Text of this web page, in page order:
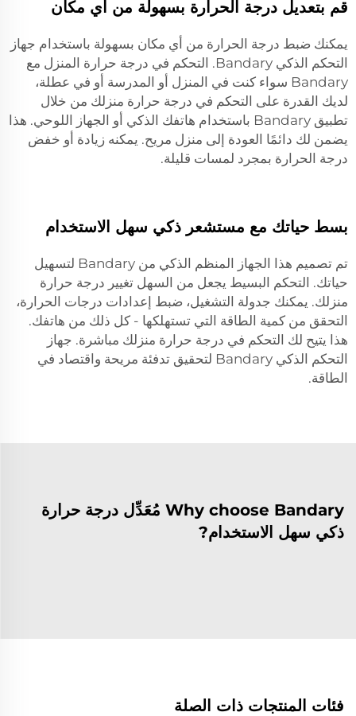
قم بتعديل درجة الحرارة بسهولة من أي مكان
يمكنك ضبط درجة الحرارة من أي مكان بسهولة باستخدام جهاز
التحكم الذكي Bandary. التحكم في درجة حرارة المنزل مع
Bandary سواء كنت في المنزل أو المدرسة أو في عطلة،
لديك القدرة على التحكم في درجة حرارة منزلك من خلال
تطبيق Bandary باستخدام هاتفك الذكي أو الجهاز اللوحي. هذا
يضمن لك دائمًا العودة إلى منزل مريح. يمكنه زيادة أو خفض
درجة الحرارة بمجرد لمسات قليلة.
بسط حياتك مع مستشعر ذكي سهل الاستخدام
تم تصميم هذا الجهاز المنظم الذكي من Bandary لتسهيل
حياتك. التحكم البسيط يجعل من السهل تغيير درجة حرارة
منزلك. يمكنك جدولة التشغيل، ضبط إعدادات درجات الحرارة،
التحقق من كمية الطاقة التي تستهلكها - كل ذلك من هاتفك.
هذا يتيح لك التحكم في درجة حرارة منزلك مباشرة. جهاز
التحكم الذكي Bandary لتحقيق تدفئة مريحة واقتصاد في
الطاقة.
Why choose Bandary مُعَدِّل درجة حرارة
ذكي سهل الاستخدام?
فئات المنتجات ذات الصلة